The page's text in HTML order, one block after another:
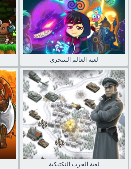
لعبة العالم السحري
لعبة الحرب التكتيكية